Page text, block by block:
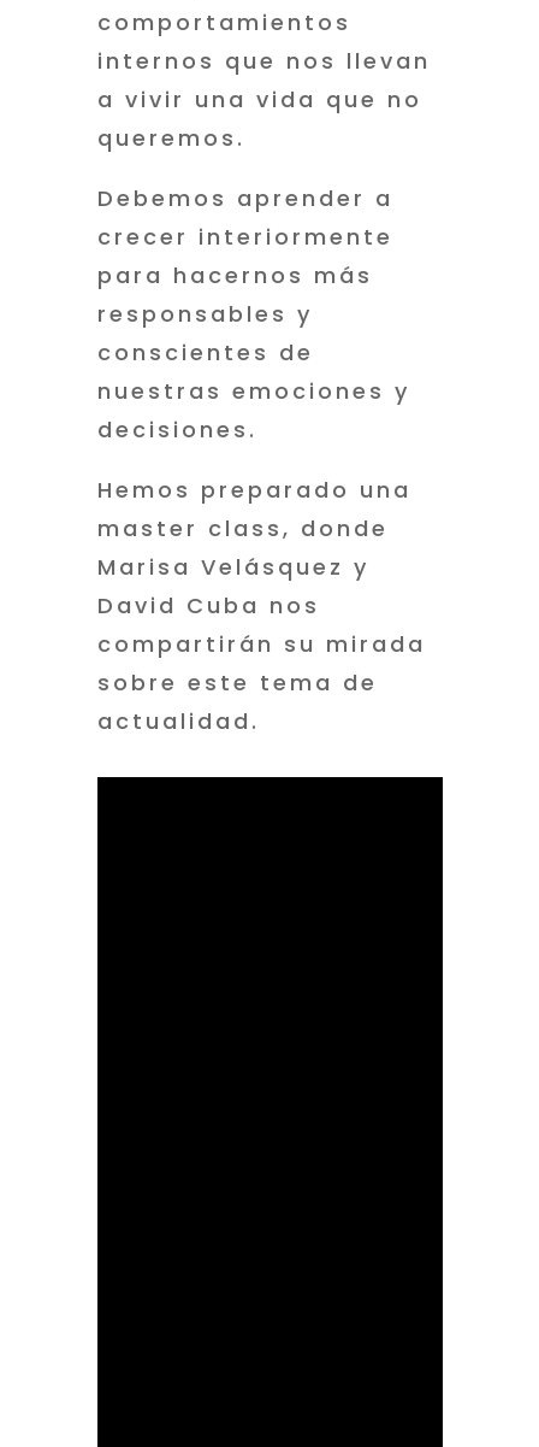
comportamientos
internos que nos llevan
a vivir una vida que no
queremos.
Debemos aprender a
crecer interiormente
para hacernos más
responsables y
conscientes de
nuestras emociones y
decisiones.
Hemos preparado una
master class, donde
Marisa Velásquez y
David Cuba nos
compartirán su mirada
sobre este tema de
actualidad.